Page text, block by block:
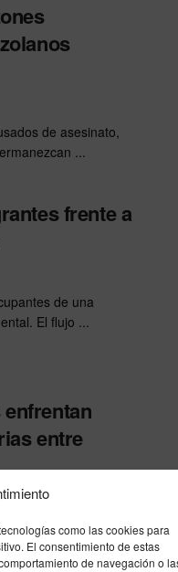
como las cookies para
El consentimiento de estas
de navegación o
de asesinato,
...
frente a
de una
El flujo ...
entre
desde las Islas
...